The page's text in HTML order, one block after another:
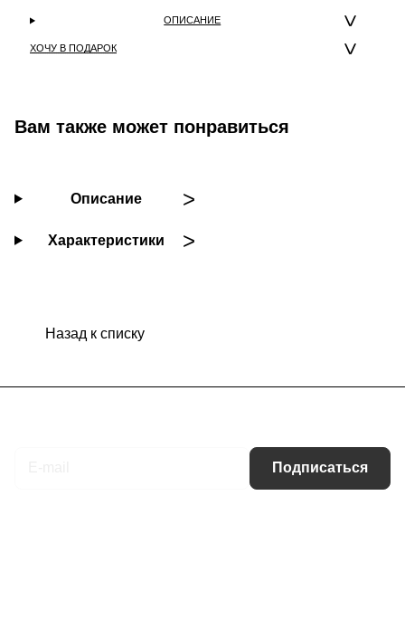
ОПИСАНИЕ
ХОЧУ В ПОДАРОК
Вам также может понравиться
Описание
Характеристики
Назад к списку
Подписаться